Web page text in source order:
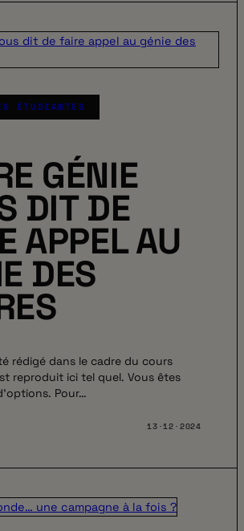
ÉTUDIANTES
GÉNIE
DIT DE
APPEL AU
DES
rédigé dans le cadre du cours
reproduit ici tel quel. Vous êtes
Pour…
13·12·2024